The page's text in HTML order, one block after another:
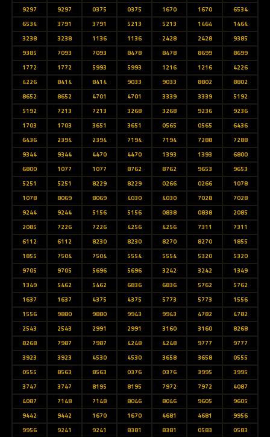
9297
9297 0375 0375 1670 1670
6534
6534
3791 3791 5213 5213 1464
1464
3238
3238 1136 1136 2428 2428
9385
9385
7093 7093 8478 8478 8699
8699
1772
1772 5993 5993 1216 1216
4226
4226
8414 8414 9033 9033 8802
8802
8652
8652 4701 4701 3339 3339
5192
5192
7213 7213 3268 3268 9236
9236
1703
1703 3651 3651 0565 0565
6436
6436
2394 2394 7194 7194 7288
7288
9344
9344 4470 4470 1393 1393
6800
6800
1077 1077 8762 8762 9653
9653
5251
5251 8229 8229 0266 0266
1078
1078
8069 8069 4030 4030 7028
7028
9244
9244 5156 5156 0838 0838
2085
2085
7226 7226 4256 4256 7311
7311
6112
6112 8230 8230 8270 8270
1855
1855
7504 7504 5554 5554 5320
5320
9705
9705 5696 5696 3242 3242
1349
1349
5462 5462 6836 6836 5762
5762
1637
1637 4375 4375 5773 5773
1556
1556
9880 9880 9943 9943 4782
4782
2543
2543 2991 2991 3160 3160
8268
8268
7987 7987 4248 4248 9777
9777
3923
3923 4530 4530 3658 3658
0555
0555
8563 8563 0376 0376 3995
3995
3747
3747 8195 8195 7972 7972
4087
4087
7148 7148 8046 8046 9605
9605
9442
9442 1670 1670 4681 4681
9956
9956
9241 9241 8381 8381 0583
0583